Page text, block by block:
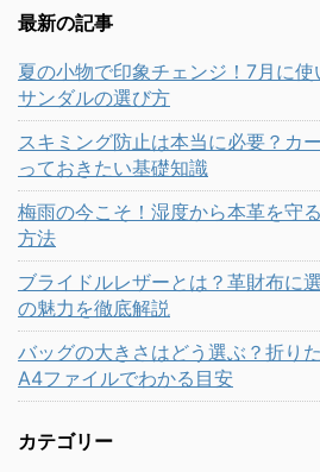
最新の記事
夏の小物で印象チェンジ！7月に使
サンダルの選び方
スキミング防止は本当に必要？カ
っておきたい基礎知識
梅雨の今こそ！湿度から本革を守
方法
ブライドルレザーとは？革財布に
の魅力を徹底解説
バッグの大きさはどう選ぶ？折り
A4ファイルでわかる目安
カテゴリー